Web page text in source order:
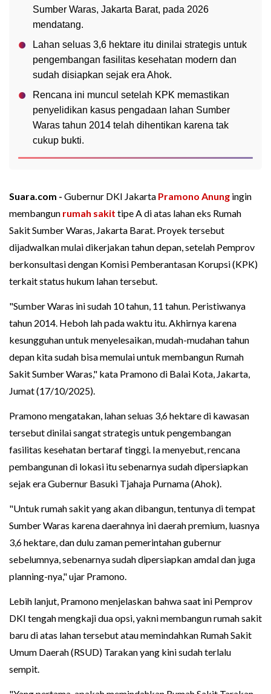
Sumber Waras, Jakarta Barat, pada 2026
mendatang.
Lahan seluas 3,6 hektare itu dinilai strategis untuk
pengembangan fasilitas kesehatan modern dan
sudah disiapkan sejak era Ahok.
Rencana ini muncul setelah KPK memastikan
penyelidikan kasus pengadaan lahan Sumber
Waras tahun 2014 telah dihentikan karena tak
cukup bukti.
Suara.com - Gubernur DKI Jakarta Pramono Anung ingin
membangun rumah sakit tipe A di atas lahan eks Rumah
Sakit Sumber Waras, Jakarta Barat. Proyek tersebut
dijadwalkan mulai dikerjakan tahun depan, setelah Pemprov
berkonsultasi dengan Komisi Pemberantasan Korupsi (KPK)
terkait status hukum lahan tersebut.
"Sumber Waras ini sudah 10 tahun, 11 tahun. Peristiwanya
tahun 2014. Heboh lah pada waktu itu. Akhirnya karena
kesungguhan untuk menyelesaikan, mudah-mudahan tahun
depan kita sudah bisa memulai untuk membangun Rumah
Sakit Sumber Waras," kata Pramono di Balai Kota, Jakarta,
Jumat (17/10/2025).
Pramono mengatakan, lahan seluas 3,6 hektare di kawasan
tersebut dinilai sangat strategis untuk pengembangan
fasilitas kesehatan bertaraf tinggi. Ia menyebut, rencana
pembangunan di lokasi itu sebenarnya sudah dipersiapkan
sejak era Gubernur Basuki Tjahaja Purnama (Ahok).
"Untuk rumah sakit yang akan dibangun, tentunya di tempat
Sumber Waras karena daerahnya ini daerah premium, luasnya
3,6 hektare, dan dulu zaman pemerintahan gubernur
sebelumnya, sebenarnya sudah dipersiapkan amdal dan juga
planning-nya," ujar Pramono.
Lebih lanjut, Pramono menjelaskan bahwa saat ini Pemprov
DKI tengah mengkaji dua opsi, yakni membangun rumah sakit
baru di atas lahan tersebut atau memindahkan Rumah Sakit
Umum Daerah (RSUD) Tarakan yang kini sudah terlalu
sempit.